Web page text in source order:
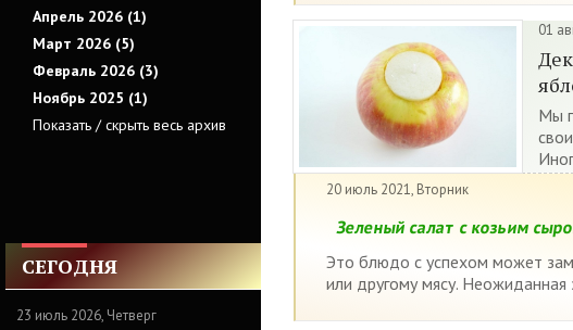
Апрель 2026 (1)
Март 2026 (5)
Февраль 2026 (3)
Ноябрь 2025 (1)
Показать / скрыть весь архив
СЕГОДНЯ
23 июль 2026, Четверг
01
Мы
20 июль 2021, Вторник
Зеленый салат с козьим
Это блюдо с успехом может
или другому мясу. Неожиданная